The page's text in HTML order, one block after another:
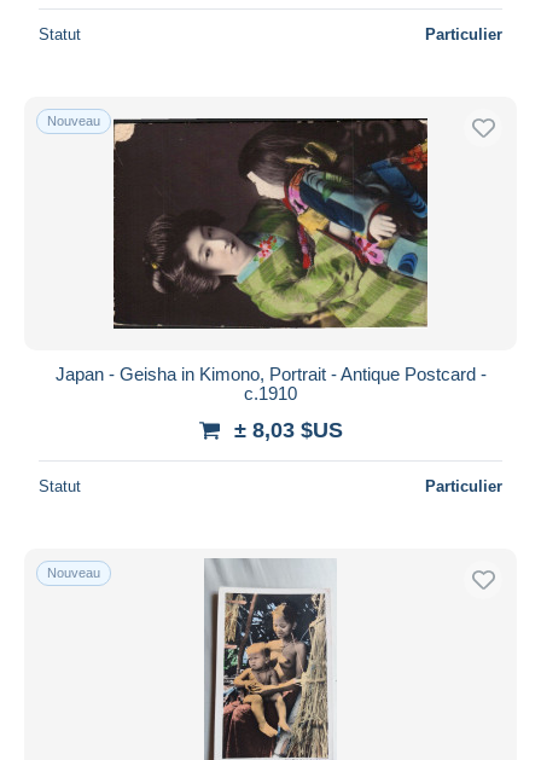
Statut Particulier
Nouveau
Japan - Geisha in Kimono, Portrait - Antique Postcard -
c.1910
± 8,03 $US
Statut Particulier
Nouveau